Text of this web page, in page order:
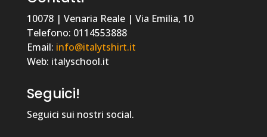
10078 | Venaria Reale | Via Emilia, 10
Telefono: 0114553888
Email: info@italytshirt.it
Web: italyschool.it
Seguici!
Seguici sui nostri social.